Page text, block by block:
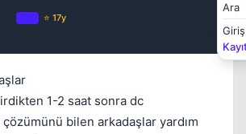
Ara
Giriş
⭐ 17y
1-2 saat sonra dc
bilen arkadaşlar yardım